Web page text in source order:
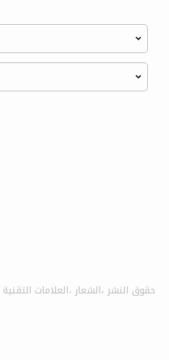
حقوق النشر ،الشعار ،العلامات